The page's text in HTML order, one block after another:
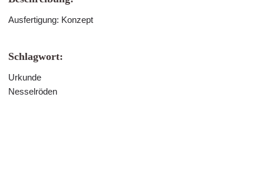
Ausfertigung: Konzept
Schlagwort:
Urkunde
Nesselröden